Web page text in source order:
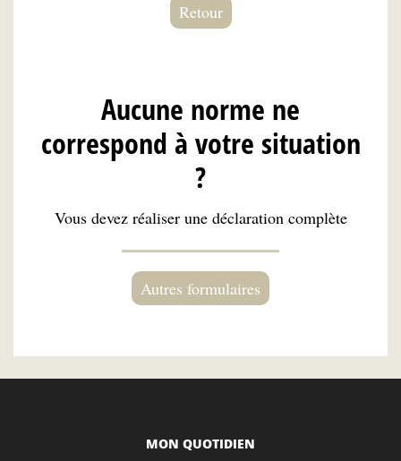
Retour
Aucune norme ne
correspond à votre situation
?
Vous devez réaliser une déclaration complète
Autres formulaires
MON QUOTIDIEN